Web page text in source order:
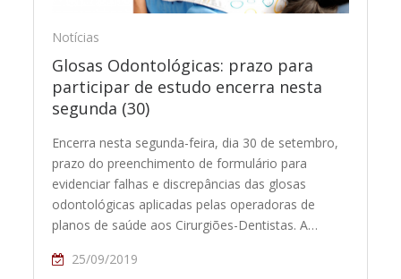
Notícias
Glosas Odontológicas: prazo para
participar de estudo encerra nesta
segunda (30)
Encerra nesta segunda-feira, dia 30 de setembro,
prazo do preenchimento de formulário para
evidenciar falhas e discrepâncias das glosas
odontológicas aplicadas pelas operadoras de
planos de saúde aos Cirurgiões-Dentistas. A…
25/09/2019